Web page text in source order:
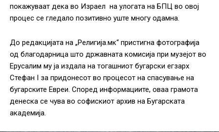
покажуваат дека во Израел на улогата на БПЦ во овој
процес се гледало позитивно уште многу одамна.
До редакцијата на „Религија.мк“ пристигна фотографија
од благодарница што државната комисија при музејот во
Ерусалим му ја издала на тогашниот бугарски егзарх
Стефан I за придонесот во процесот на спасување на
бугарските Евреи. Според информациите, оваа грамота
денеска се чува во софискиот архив на Бугарската
академија.